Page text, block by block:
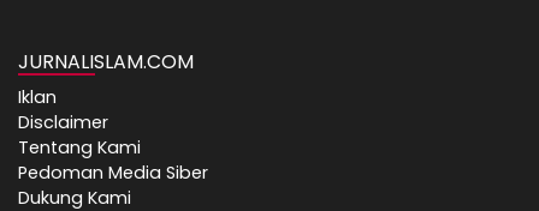
JURNALISLAM.COM
Iklan
Disclaimer
Tentang Kami
Pedoman Media Siber
Dukung Kami